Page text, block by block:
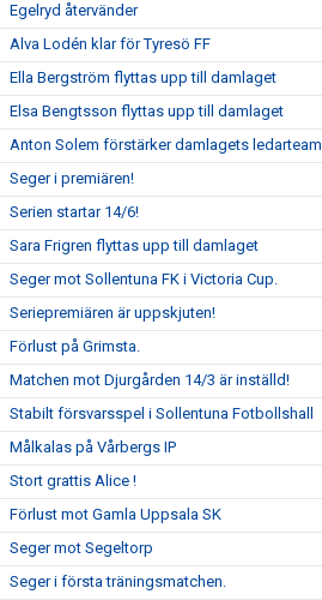
Egelryd återvänder
Alva Lodén klar för Tyresö FF
Ella Bergström flyttas upp till damlaget
Elsa Bengtsson flyttas upp till damlaget
Anton Solem förstärker damlagets ledarteam
Seger i premiären!
Serien startar 14/6!
Sara Frigren flyttas upp till damlaget
Seger mot Sollentuna FK i Victoria Cup.
Seriepremiären är uppskjuten!
Förlust på Grimsta.
Matchen mot Djurgården 14/3 är inställd!
Stabilt försvarsspel i Sollentuna Fotbollshall
Målkalas på Vårbergs IP
Stort grattis Alice !
Förlust mot Gamla Uppsala SK
Seger mot Segeltorp
Seger i första träningsmatchen.